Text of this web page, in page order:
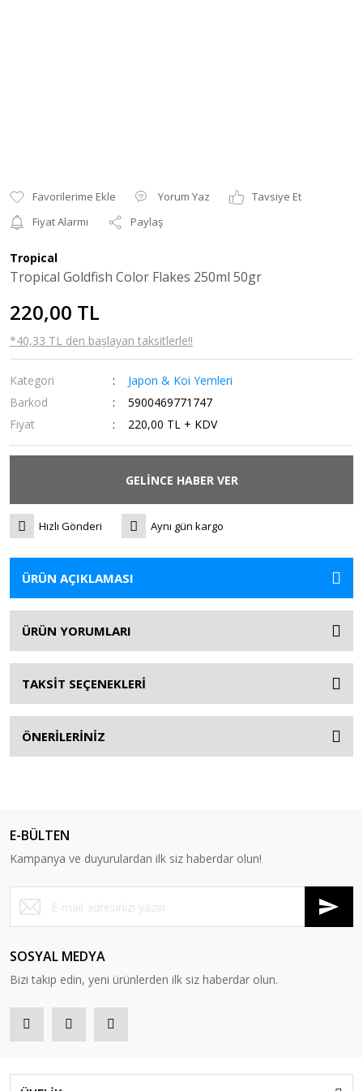
Yorum Yaz
Tavsiye Et
Fiyat Alarmı
Paylaş
Tropical
Tropical Goldfish Color Flakes 250ml 50gr
220,00 TL
*40,33 TL den başlayan taksitlerle!!
Kategori
Japon & Koi Yemleri
Barkod
5900469771747
Fiyat
220,00 TL + KDV
GELİNCE HABER VER
Hızlı Gönderi Aynı gün kargo
ÜRÜN AÇIKLAMASI
ÜRÜN YORUMLARI
TAKSİT SEÇENEKLERİ
ÖNERİLERİNİZ
E-BÜLTEN
Kampanya ve duyurulardan ilk siz haberdar olun!
SOSYAL MEDYA
Bizi takip edin, yeni ürünlerden ilk siz haberdar olun.